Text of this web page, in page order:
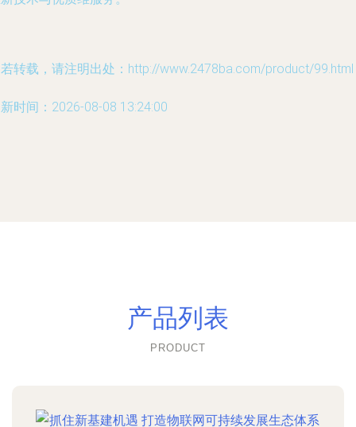
转载，请注明出处：http://www.2478ba.com/product/99.html
时间：2026-08-08 13:24:00
产品列表
PRODUCT